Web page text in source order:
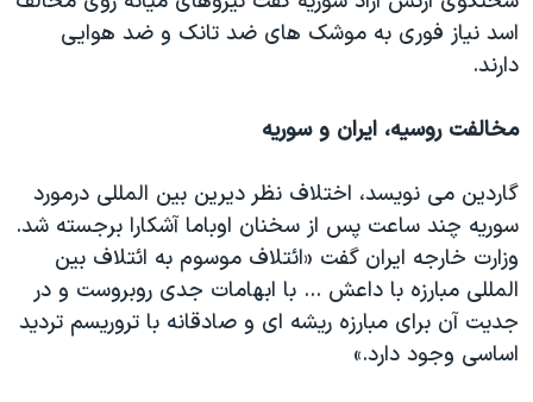
اسد نیاز فوری به موشک های ضد تانک و ضد هوایی
دارند.
مخالفت روسیه، ایران و سوریه
گاردین می نویسد، اختلاف نظر دیرین بین المللی درمورد
سوریه چند ساعت پس از سخنان اوباما آشکارا برجسته شد.
وزارت خارجه ایران گفت «ائتلاف موسوم به ائتلاف بین
المللی مبارزه با داعش ... با ابهامات جدی روبروست و در
جدیت آن برای مبارزه ریشه ای و صادقانه با تروریسم تردید
اساسی وجود دارد.»